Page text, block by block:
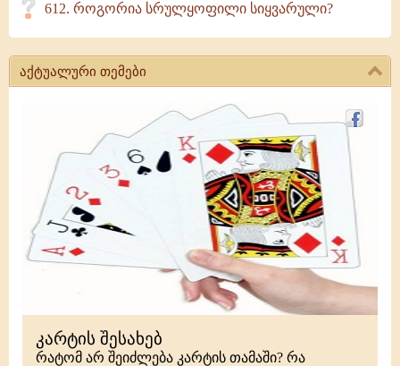
612. როგორია სრულყოფილი სიყვარული?
აქტუალური თემები
კარტის შესახებ
რატომ არ შეიძლება კარტის თამაში? რა